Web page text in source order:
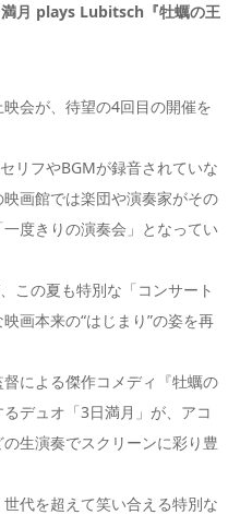
満月 plays Lubitsch『牡蠣の王
会が、待望の4回目の開催を
リフやBGMが録音されていな
画館では楽団や演奏家がその
度きりの演奏会」となってい
この夏も特別な「コンサート
画本来の“はじまり”の姿を再
による傑作コメディ『牡蠣の
デュオ「3日満月」が、アコ
生演奏でスクリーンに彩り豊
代を超えて笑い合える特別な